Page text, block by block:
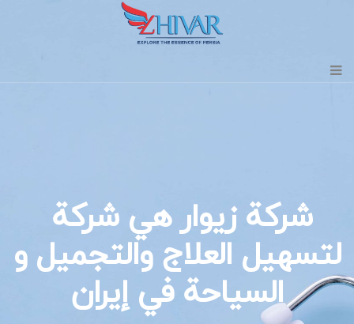
شركة زیوار هي شركة
لتسهيل العلاج والتجمیل و
السیاحة في إيران